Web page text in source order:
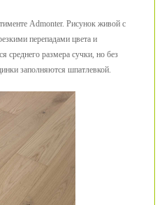
Admonter. Рисунок живой с
перепадами цвета и
среднего размера сучки, но без
заполняются шпатлевкой.